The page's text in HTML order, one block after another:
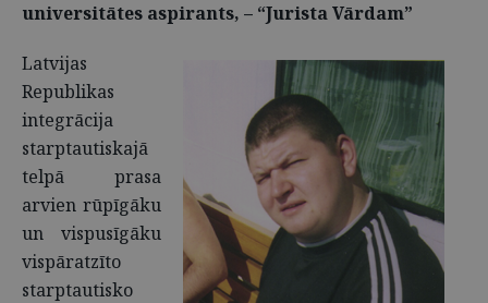
universitātes aspirants, – “Jurista Vārdam”
Latvijas
Republikas
integrācija
starptautiskajā
telpā prasa
arvien rūpīgāku
un vispusīgāku
vispāratzīto
starptautisko